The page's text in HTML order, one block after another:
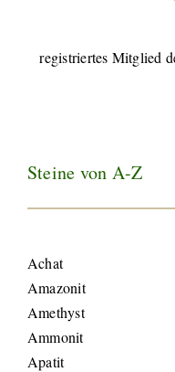
registriertes Mitglied
Steine von A-Z
Achat
Amazonit
Amethyst
Ammonit
Apatit